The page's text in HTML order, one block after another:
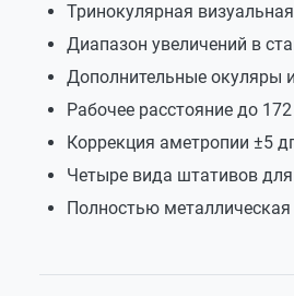
Тринокулярная
Диапазон увеличений в
Дополнительные окуляры
Рабочее расстояние до
Коррекция аметропии ±5
Четыре вида штативов
Полностью металлическая